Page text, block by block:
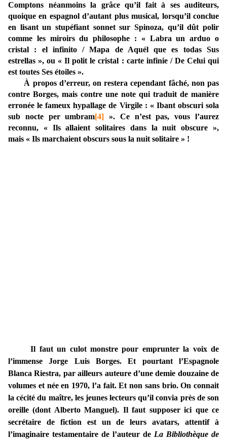
Comptons néanmoins la grâce qu’il fait à ses auditeurs,
quoique en espagnol d’autant plus musical, lorsqu’il conclue
en lisant un stupéfiant sonnet sur Spinoza, qu’il dût polir
comme les miroirs du philosophe : « Labra un arduo o
cristal : el infinito / Mapa de Aquél que es todas Sus
estrellas », ou « Il polit le cristal : carte infinie / De Celui qui
est toutes Ses étoiles ».
À propos d’erreur, on restera cependant fâché, non pas
contre Borges, mais contre une note qui traduit de manière
erronée le fameux hypallage de Virgile : « Ibant obscuri sola
sub nocte per umbram[4] ». Ce n’est pas, vous l’aurez
reconnu, « Ils allaient solitaires dans la nuit obscure »,
mais « Ils marchaient obscurs sous la nuit solitaire » !
Il faut un culot monstre pour emprunter la voix de
l’immense Jorge Luis Borges. Et pourtant l’Espagnole
Blanca Riestra, par ailleurs auteure d’une demie douzaine de
volumes et née en 1970, l’a fait. Et non sans brio. On connait
la cécité du maître, les jeunes lecteurs qu’il convia près de son
oreille (dont Alberto Manguel). Il faut supposer ici que ce
secrétaire de fiction est un de leurs avatars, attentif à
l’imaginaire testamentaire de l’auteur de La Bibliothèque de